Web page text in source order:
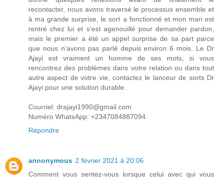
recontacter, nous avons traversé le processus ensemble et
à ma grande surprise, le sort a fonctionné et mon mari est
rentré chez lui et s'est agenouillé pour demander pardon,
mais le premier a été un appel surprise de sa part parce
que nous n'avons pas parlé depuis environ 6 mois. Le Dr
Ajayi est vraiment un homme de ses mots, si vous
rencontrez des problèmes dans votre relation ou dans tout
autre aspect de votre vie, contactez le lanceur de sorts Dr
Ajayi pour une solution durable.
Courriel: drajayi1990@gmail.com
Numéro WhatsApp: +2347084887094
Répondre
annonymous 2 février 2021 à 20:06
Comment vous sentez-vous lorsque celui avec qui vous